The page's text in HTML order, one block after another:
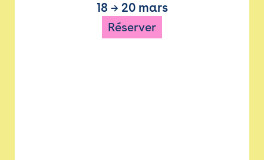
18 → 20 mars
Réserver